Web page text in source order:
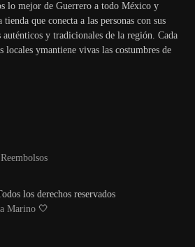
lo mejor de Guerrero a todo México y
que conecta a las personas con sus
auténticos y tradicionales de la región. Cada
locales ymantiene vivas las costumbres de
los derechos reservados
Marino 🤍